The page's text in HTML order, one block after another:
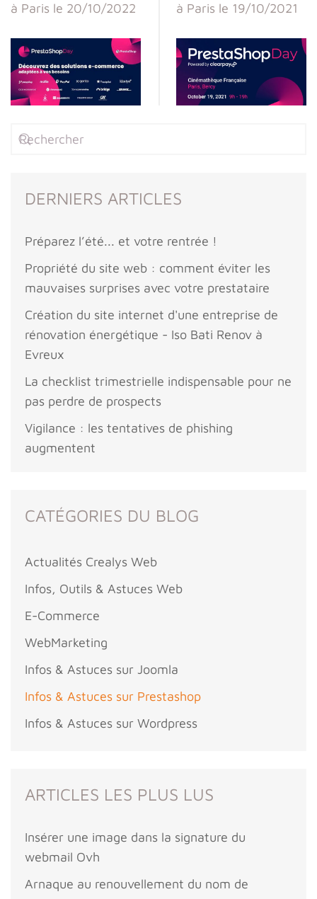
à Paris le 20/10/2022
à Paris le 19/10/2021
DERNIERS ARTICLES
Préparez l’été... et votre rentrée !
Propriété du site web : comment éviter les
mauvaises surprises avec votre prestataire
Création du site internet d'une entreprise de
rénovation énergétique - Iso Bati Renov à
Evreux
La checklist trimestrielle indispensable pour ne
pas perdre de prospects
Vigilance : les tentatives de phishing
augmentent
CATÉGORIES DU BLOG
Actualités Crealys Web
Infos, Outils & Astuces Web
E-Commerce
WebMarketing
Infos & Astuces sur Joomla
Infos & Astuces sur Prestashop
Infos & Astuces sur Wordpress
ARTICLES LES PLUS LUS
Insérer une image dans la signature du
webmail Ovh
Arnaque au renouvellement du nom de